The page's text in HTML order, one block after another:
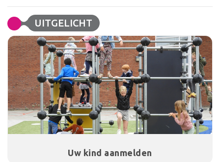
UITGELICHT
Uw kind aanmelden